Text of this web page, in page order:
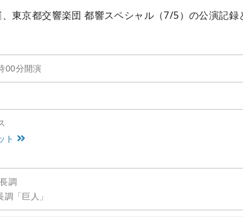
東京都交響楽団 都響スペシャル（7/5）の公演記録
00分開演
ト
調
調「巨人」